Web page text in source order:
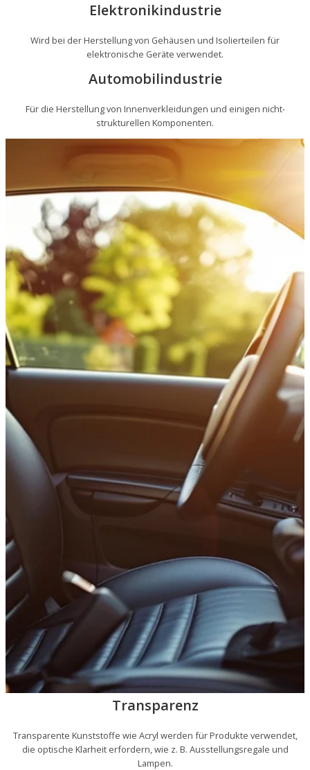
Elektronikindustrie
Wird bei der Herstellung von Gehäusen und Isolierteilen für
elektronische Geräte verwendet.
Automobilindustrie
Für die Herstellung von Innenverkleidungen und einigen nicht-
strukturellen Komponenten.
Transparenz
Transparente Kunststoffe wie Acryl werden für Produkte verwendet,
die optische Klarheit erfordern, wie z. B. Ausstellungsregale und
Lampen.